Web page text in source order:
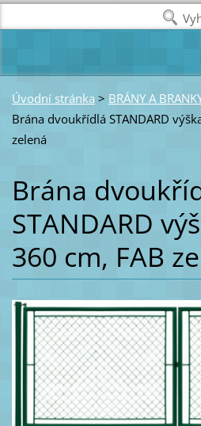
Úvodní stránka > BRÁNY A
Brána dvoukřídlá STANDARD
zelená
Brána
STANDARD
360 cm, FAB